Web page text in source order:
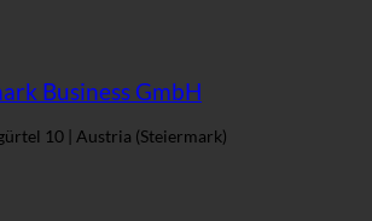
Business GmbH
10 | Austria (Steiermark)